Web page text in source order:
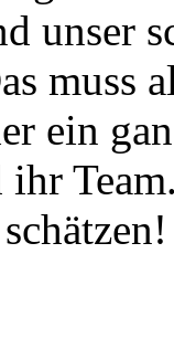
unser
muss
ein